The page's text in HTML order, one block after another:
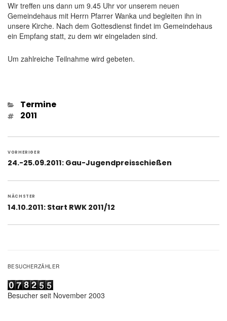
Wir treffen uns dann um 9.45 Uhr vor unserem neuen
Gemeindehaus mit Herrn Pfarrer Wanka und begleiten ihn in
unsere Kirche. Nach dem Gottesdienst findet im Gemeindehaus
ein Empfang statt, zu dem wir eingeladen sind.
Um zahlreiche Teilnahme wird gebeten.
Kategorien
Termine
Schlagwörter
2011
Beitragsnavigation
VORHERIGER
Vorheriger
24.-25.09.2011: Gau-Jugendpreisschießen
NÄCHSTER
Nächster
14.10.2011: Start RWK 2011/12
BESUCHERZÄHLER
Besucher seit November 2003